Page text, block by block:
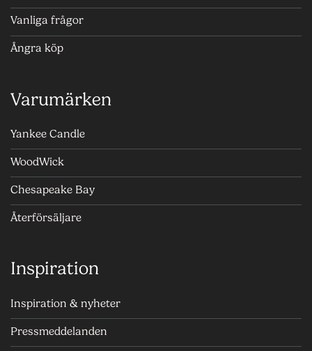
Vanliga frågor
Ångra köp
Varumärken
Yankee Candle
WoodWick
Chesapeake Bay
Återförsäljare
Inspiration
Inspiration & nyheter
Pressmeddelanden